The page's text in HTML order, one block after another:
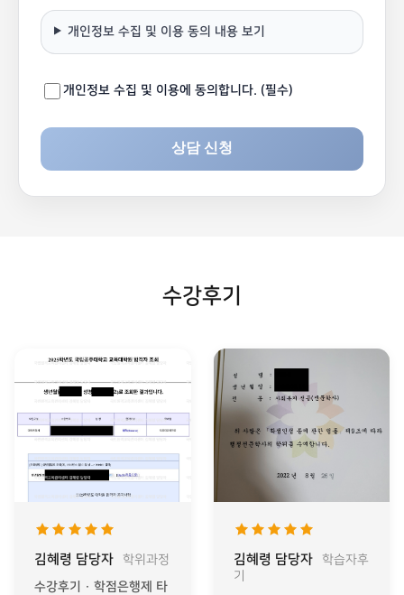
개인정보 수집 및 이용 동의 내용 보기
개인정보 수집 및 이용에 동의합니다. (필수)
상담 신청
수강후기
김혜령 담당자 학위과정
수강후기 · 학점은행제 타
김혜령 담당자
학습자후
기